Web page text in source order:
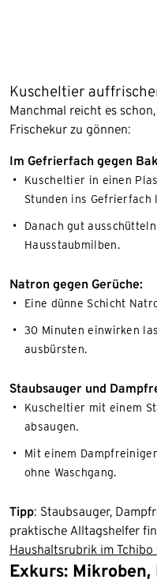
Kuscheltier
Manchmal reicht es
Frischekur zu gönnen:
Im Gefrierfach gegen
Kuscheltier in einen
Stunden ins Gefrierfach
Danach gut
Hausstaubmilben.
Natron gegen Gerüche:
Eine dünne Schicht
30 Minuten einwirken
ausbürsten.
Staubsauger und
Kuscheltier mit einem
absaugen.
Mit einem
ohne Waschgang.
Tipp: Staubsauger,
praktische Alltagshelfer
Haushaltsrubrik im Tchibo
Exkurs: